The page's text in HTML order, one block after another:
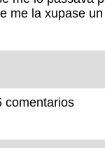
me la xupase
comentarios